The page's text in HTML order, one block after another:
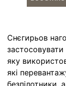
Снєгирьов
застосовувати
яку
які
безпілотники,